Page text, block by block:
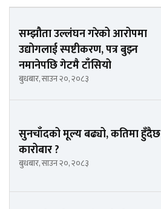
सम्झौता उल्लंघन गरेको आरोपमा
उद्योगलाई स्पष्टीकरण, पत्र बुझ्न
नमानेपछि गेटमै टाँसियो
बुधबार, साउन २०, २०८३
सुनचाँदको मूल्य बढ्यो, कतिमा हुँदैछ
कारोबार ?
बुधबार, साउन २०, २०८३